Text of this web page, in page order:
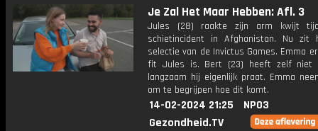
Je Zal Het Maar Hebben: Afl. 3
Jules (28) raakte zijn arm kwijt
schietincident in Afghanistan. Nu
selectie van de Invictus Games. Emma
fit Jules is. Bert (23) heeft zelf niet
langzaam hij eigenlijk praat. Emma
om te begrijpen hoe dit komt.
14-02-2024 21:25
NPO3
Gezondheid.TV